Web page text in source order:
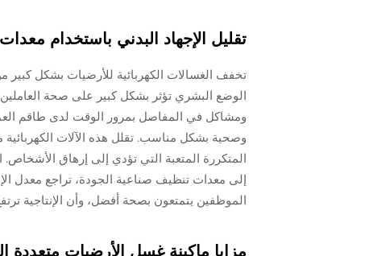
تقليل الإجهاد البدني باستخدام
تخفف الغسالات الكهربائية للأرضيات بشكل كبير
الوضع البشري تؤثر بشكل كبير على صحة
ومشاكل في المفاصل بمرور الوقت لدى طاقم
وصحية بشكل مناسب. تقلل هذه الآلات الكهربائية
المتكررة المتعبة التي تؤدي إلى إرهاق
الموظفين يتمتعون بصحة أفضل، وأن الإنتاجية
مزايا ماكينة غسل الأرضيات متعددة